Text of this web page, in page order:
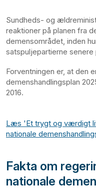
Sundheds- og
reaktioner på planen fra
demensområdet, inden
satspuljepartierne senere
Forventningen er, at den
demenshandlingsplan
2016.
Læs 'Et trygt og værdigt
nationale
Fakta om
nationale